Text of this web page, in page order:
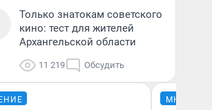
Только знатокам советского
кино: тест для жителей
Архангельской области
11 219 Обсудить
МНЕНИЕ